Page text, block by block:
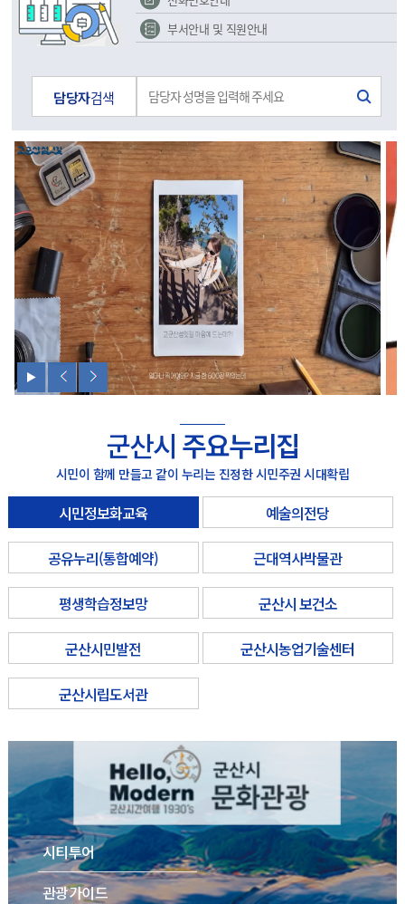
부서안내 및 직원안내
담당자검색
군산시 주요누리집
시민이 함께 만들고 같이 누리는 진정한 시민주권 시대확립
시민정보화교육 예술의전당
공유누리(통합예약) 근대역사박물관
평생학습정보망 군산시 보건소
군산시민발전 군산시농업기술센터
군산시립도서관
시티투어
관광가이드